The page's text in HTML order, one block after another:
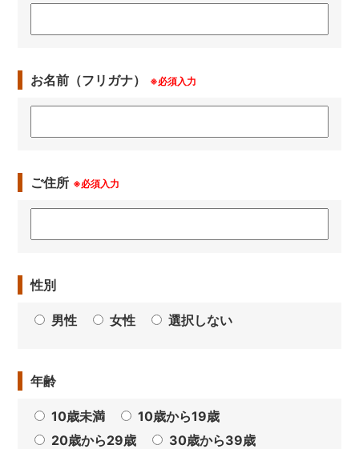
お名前（フリガナ） ※必須入力
ご住所 ※必須入力
性別
男性 女性 選択しない
年齢
10歳未満
10歳から19歳
20歳から29歳
30歳から39歳